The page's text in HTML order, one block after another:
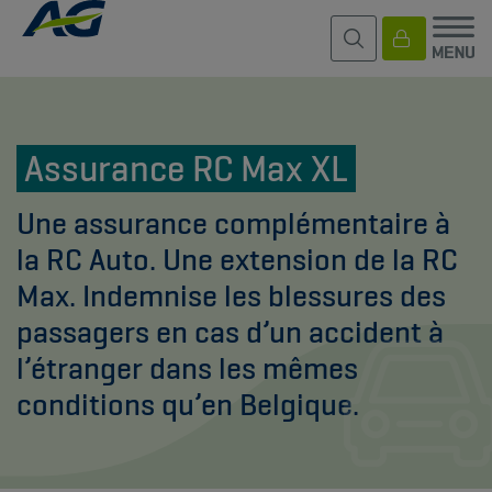
Assurance RC Max XL
Une assurance complémentaire à
la RC Auto. Une extension de la RC
Max. Indemnise les blessures des
passagers en cas d’un accident à
l’étranger dans les mêmes
conditions qu’en Belgique.